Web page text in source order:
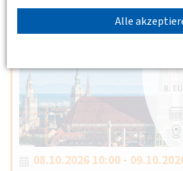
Alle
08.10.2026 10:00 -